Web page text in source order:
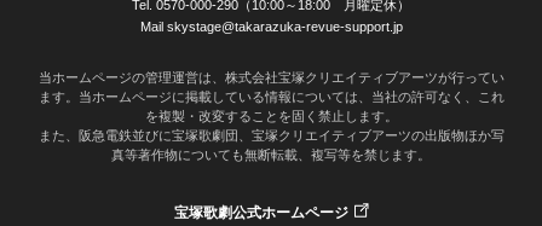
Tel. 0570-000-290（10:00～18:00 月曜定休）
Mail skystage@takarazuka-revue-support.jp
当ホームページの管理運営は、株式会社宝塚クリエイティブアーツが行ってい
ます。当ホームページに掲載している情報については、当社の許可なく、これ
を複製・改変することを固く禁止します。
また、阪急電鉄並びに宝塚歌劇団、宝塚クリエイティブアーツの出版物ほか写
真等著作物についても無断転載、複写等を禁じます。
宝塚歌劇公式ホームページ